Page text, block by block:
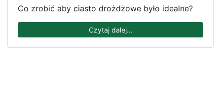
Co zrobić aby ciasto drożdżowe było idealne?
Czytaj dalej...